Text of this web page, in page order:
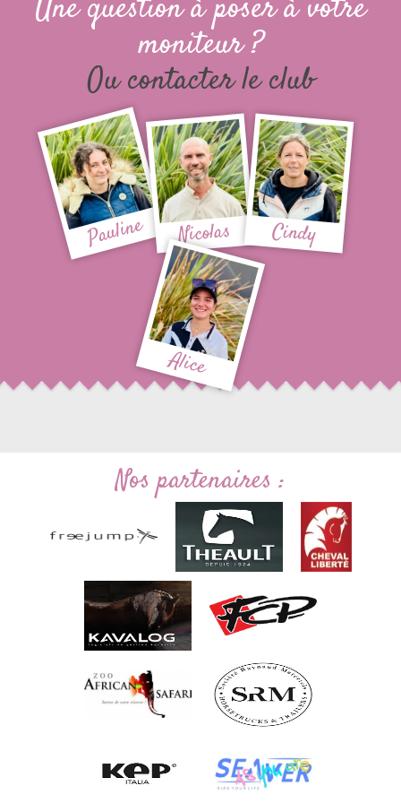
Une question à poser à votre
moniteur ?
Ou contacter le club
Pauline Nicolas Cindy
Alice
Nos partenaires :